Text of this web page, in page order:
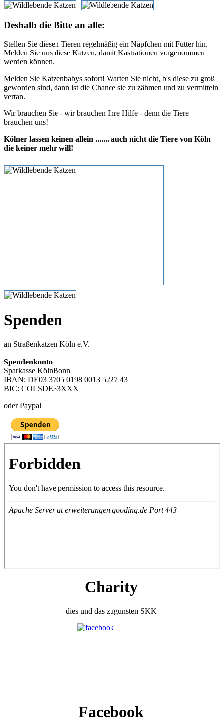
Deshalb die Bitte an alle:
Stellen Sie diesen Tieren regelmäßig ein Näpfchen mit Futter hin.
Melden Sie uns diese Katzen, damit Kastrationen vorgenommen
werden können.
Melden Sie Katzenbabys sofort! Warten Sie nicht, bis diese zu groß
geworden sind, dann ist die Chance sie zu zähmen und zu vermitteln
vertan.
Wir brauchen Sie - wir brauchen Ihre Hilfe - denn die Tiere
brauchen uns!
Kölner lassen keinen allein ....... auch nicht die Tiere von Köln
die keiner mehr will!
Spenden
an Straßenkatzen Köln e.V.
Spendenkonto
Sparkasse KölnBonn
IBAN: DE03 3705 0198 0013 5227 43
BIC: COLSDE33XXX
oder Paypal
Charity
dies und das zugunsten SKK
Facebook